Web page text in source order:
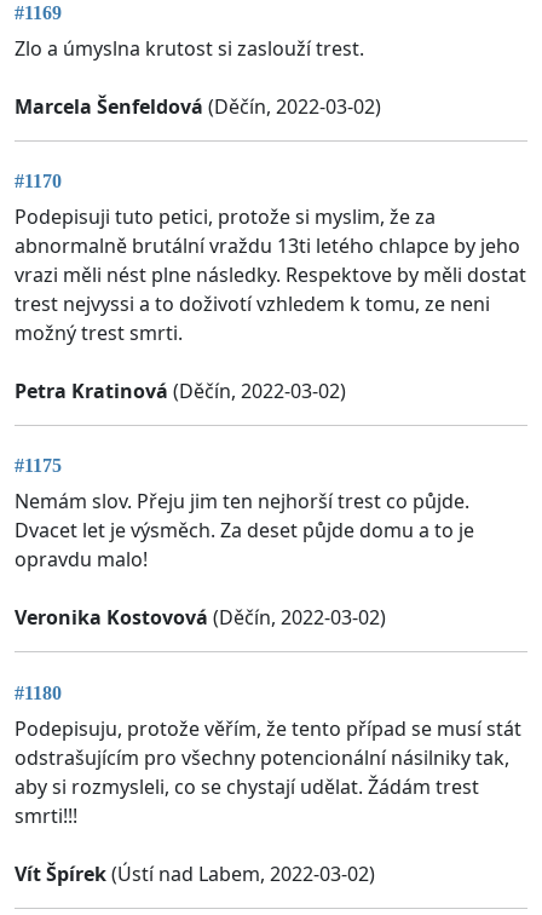
#1169
Zlo a úmyslna krutost si zaslouží trest.
Marcela Šenfeldová (Děčín, 2022-03-02)
#1170
Podepisuji tuto petici, protože si myslim, že za
abnormalně brutální vraždu 13ti letého chlapce by jeho
vrazi měli nést plne následky. Respektove by měli dostat
trest nejvyssi a to doživotí vzhledem k tomu, ze neni
možný trest smrti.
Petra Kratinová (Děčín, 2022-03-02)
#1175
Nemám slov. Přeju jim ten nejhorší trest co půjde.
Dvacet let je výsměch. Za deset půjde domu a to je
opravdu malo!
Veronika Kostovová (Děčín, 2022-03-02)
#1180
Podepisuju, protože věřím, že tento případ se musí stát
odstrašujícím pro všechny potencionální násilniky tak,
aby si rozmysleli, co se chystají udělat. Žádám trest
smrti!!!
Vít Špírek(Ústí nad Labem, 2022-03-02)